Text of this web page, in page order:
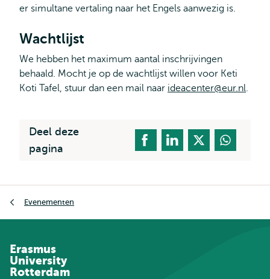
er simultane vertaling naar het Engels aanwezig is.
Wachtlijst
We hebben het maximum aantal inschrijvingen
behaald. Mocht je op de wachtlijst willen voor Keti
Koti Tafel, stuur dan een mail naar ideacenter@eur.nl.
Deel deze
pagina
Evenementen
Erasmus
University
Rotterdam